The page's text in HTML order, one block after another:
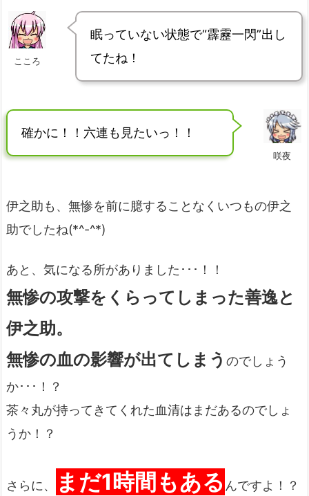
こころ
眠っていない状態で“霹靂一閃”出し
てたね！
咲夜
確かに！！六連も見たいっ！！
伊之助も、無惨を前に臆することなくいつもの伊之
助でしたね(*^-^*)
あと、気になる所がありました･･･！！
無惨の攻撃をくらってしまった善逸と
伊之助。
無惨の血の影響が出てしまう のでしょう
か･･･！？
茶々丸が持ってきてくれた血清はまだあるのでしょ
うか！？
さらに、 まだ1時間もある んですよ！？